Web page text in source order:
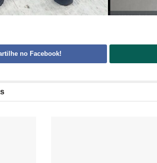
no Facebook!